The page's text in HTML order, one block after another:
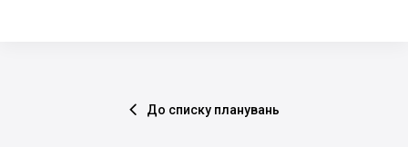
 До списку планувань